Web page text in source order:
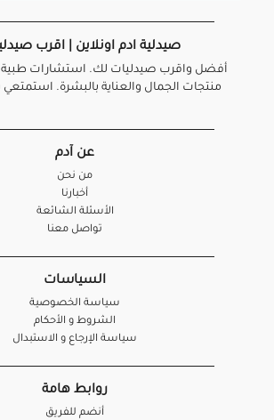
صيدلية ادم اونلاين | اقرب
أفضل واقرب صيدليات لك. استشارات
منتجات الجمال والعناية بالبشرة. استمتعي
عن آدم
من نحن
أخبارنا
الأسئلة الشائعة
تواصل معنا
السياسات
سياسة الخصوصية
الشروط و الأحكام
سياسة الإرجاع و الاستبدال
روابط هامة
أنضم للفريق